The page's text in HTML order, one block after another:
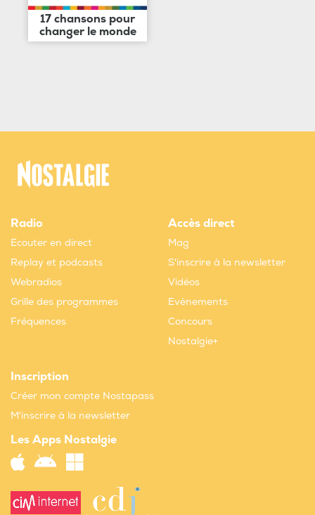
17 chansons pour
changer le monde
Radio
Ecouter en direct
Replay et podcasts
Webradios
Grille des programmes
Fréquences
Accès direct
Mag
S'inscrire à la newsletter
Vidéos
Evènements
Concours
Nostalgie+
Inscription
Créer mon compte Nostapass
M'inscrire à la newsletter
Les Apps Nostalgie